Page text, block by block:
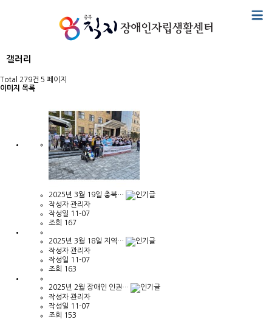
갤러리
Total 279건 5 페이지
이미지 목록
2025년 3월 19일 충북…
작성자 관리자
작성일 11-07
조회 167
2025년 3월 18일 지역…
작성자 관리자
작성일 11-07
조회 163
2025년 2월 장애인 인권…
작성자 관리자
작성일 11-07
조회 153